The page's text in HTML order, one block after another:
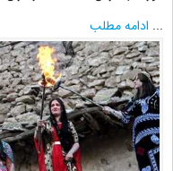
... ادامه مطلب